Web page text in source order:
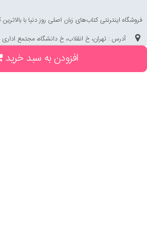
افزودن به سبد خرید
فروشگاه اینترنتی کتاب‌های زبان اصلی روز دنیا با
آدرس : تهران، خ انقلاب، خ دانشگاه، مجتمع اداری
تماس حاصل فرمایید)